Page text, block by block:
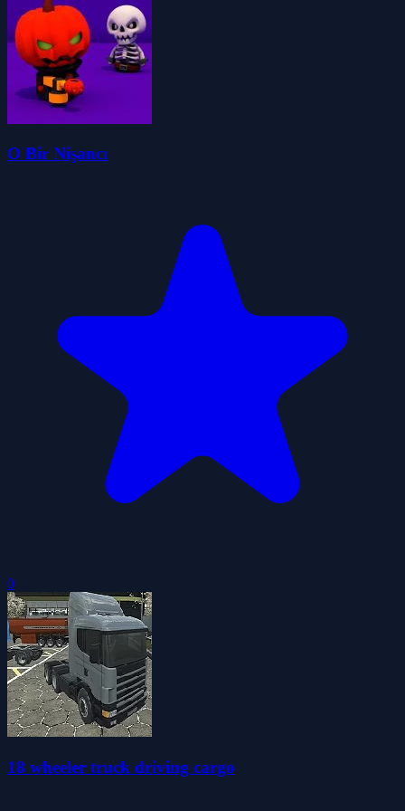
O Bir Nişancı
0
18 wheeler truck driving cargo